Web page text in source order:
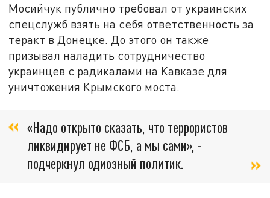
Мосийчук публично требовал от украинских
спецслужб взять на себя ответственность за
теракт в Донецке. До этого он также
призывал наладить сотрудничество
украинцев с радикалами на Кавказе для
уничтожения Крымского моста.
«Надо открыто сказать, что террористов
ликвидирует не ФСБ, а мы сами», -
подчеркнул одиозный политик.